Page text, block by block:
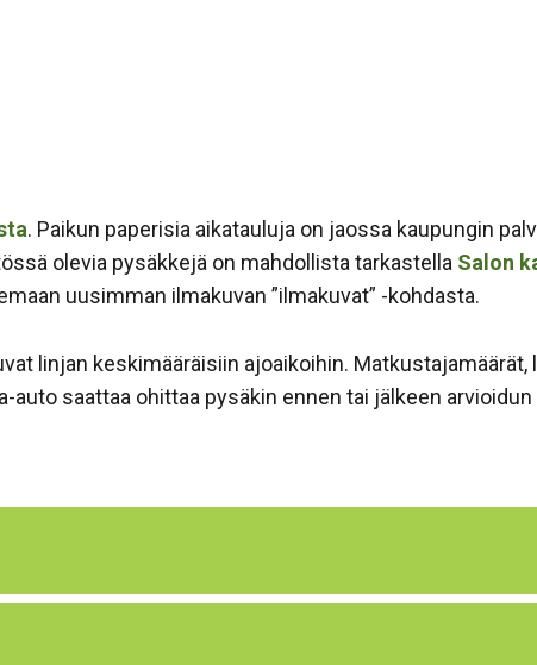
. Paikun paperisia aikatauluja on jaossa kaupungin
olevia pysäkkejä on mahdollista tarkastella Salon
uusimman ilmakuvan ”ilmakuvat” -kohdasta.
linjan keskimääräisiin ajoaikoihin.
saattaa ohittaa pysäkin ennen tai jälkeen